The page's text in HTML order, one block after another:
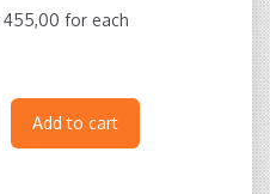
455,00 for each
Add to cart